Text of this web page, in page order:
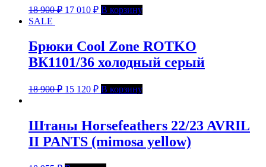
18 900₽ 17 010 ₽ В корзину
SALE
Брюки Cool Zone ROTKO
ВК1101/36 холодный серый
18 900₽ 15 120 ₽ В корзину
Штаны Horsefeathers 22/23 AVRIL
II PANTS (mimosa yellow)